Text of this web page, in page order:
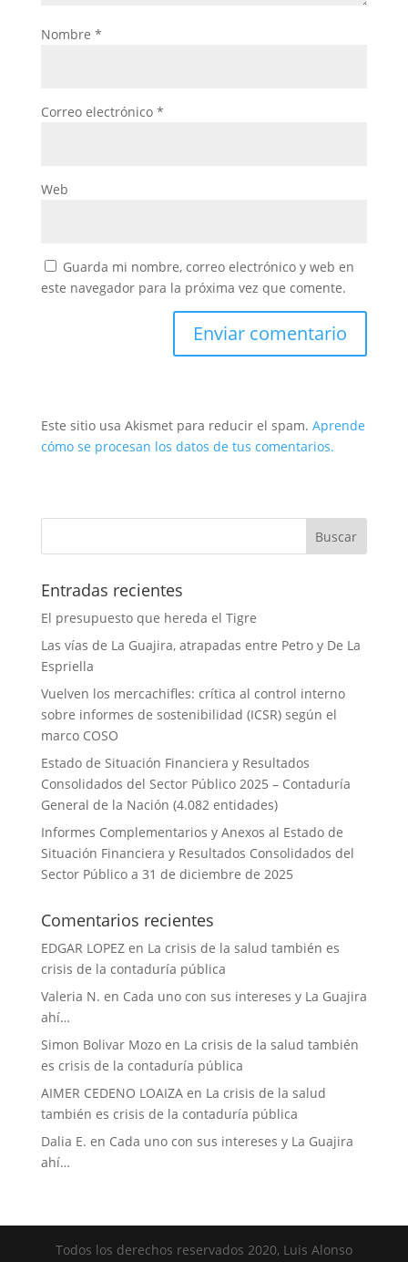
Nombre *
Correo electrónico *
Web
Guarda mi nombre, correo electrónico y web en
este navegador para la próxima vez que comente.
Este sitio usa Akismet para reducir el spam. Aprende
cómo se procesan los datos de tus comentarios.
Entradas recientes
El presupuesto que hereda el Tigre
Las vías de La Guajira, atrapadas entre Petro y De La
Espriella
Vuelven los mercachifles: crítica al control interno
sobre informes de sostenibilidad (ICSR) según el
marco COSO
Estado de Situación Financiera y Resultados
Consolidados del Sector Público 2025 – Contaduría
General de la Nación (4.082 entidades)
Informes Complementarios y Anexos al Estado de
Situación Financiera y Resultados Consolidados del
Sector Público a 31 de diciembre de 2025
Comentarios recientes
EDGAR LOPEZen La crisis de la salud también es
crisis de la contaduría pública
Valeria N. en Cada uno con sus intereses y La Guajira
ahí…
Simon Bolivar Mozoen La crisis de la salud también
es crisis de la contaduría pública
AIMER CEDENO LOAIZAen La crisis de la salud
también es crisis de la contaduría pública
Dalia E. en Cada uno con sus intereses y La Guajira
ahí…
Todos los derechos reservados 2020, Luis Alonso